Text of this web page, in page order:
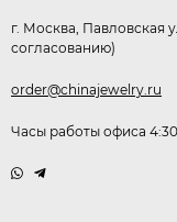
г. Москва, Павловская
согласованию)
order@chinajewelry.ru
Часы работы офиса